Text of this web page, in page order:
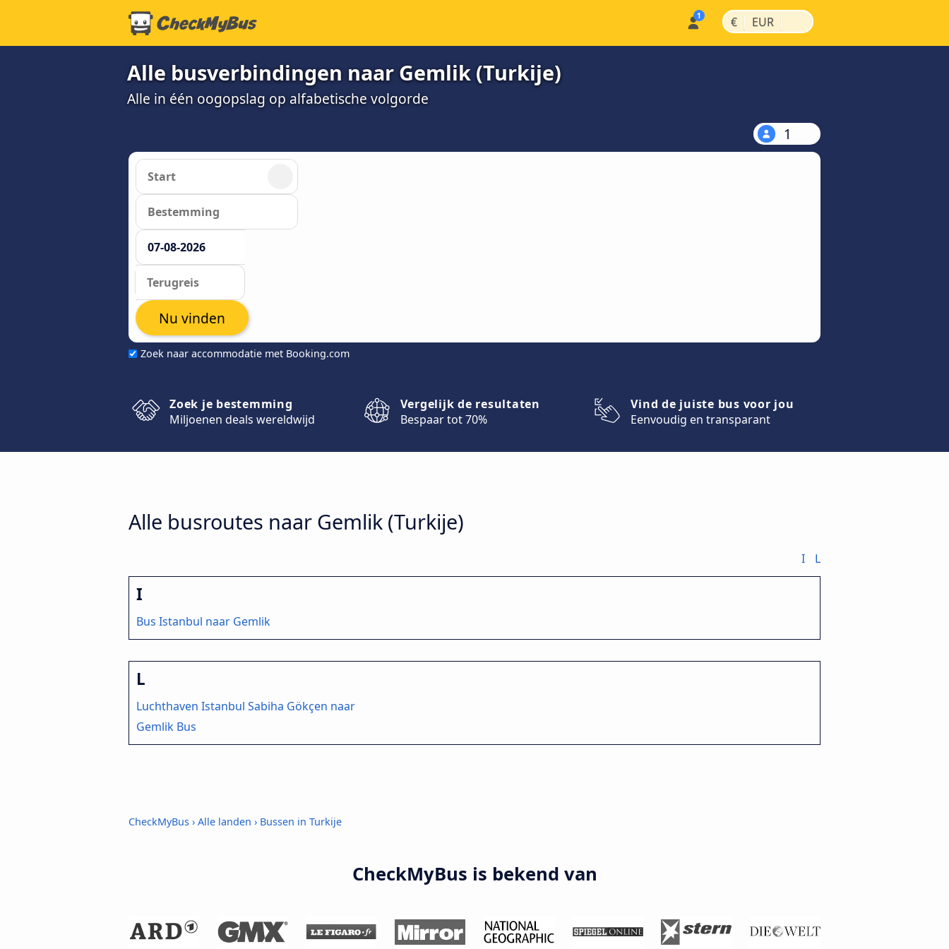
€ | EUR |
Alle busverbindingen naar Gemlik (Turkije)
Alle in één oogopslag op alfabetische volgorde
1
Zoek naar accommodatie met Booking.com
Nu vinden
Zoek je bestemming
Miljoenen deals wereldwijd
Vergelijk de resultaten
Bespaar tot 70%
Vind de juiste bus voor jou
Eenvoudig en transparant
Alle busroutes naar Gemlik (Turkije)
I L
I
Bus Istanbul naar Gemlik
L
Luchthaven Istanbul Sabiha Gökçen naar
Gemlik Bus
CheckMyBus › Alle landen › Bussen in Turkije
CheckMyBus is bekend van